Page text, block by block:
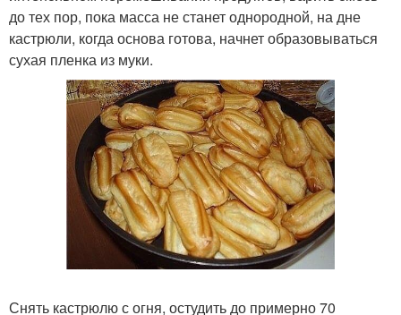
до тех пор, пока масса не станет однородной, на дне
кастрюли, когда основа готова, начнет образовываться
сухая пленка из муки.
Снять кастрюлю с огня, остудить до примерно 70